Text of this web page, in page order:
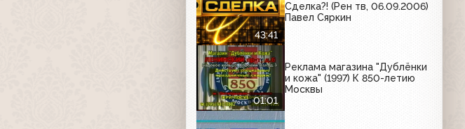
43:41
Сделка?! (Рен тв, 06.09.2006)
Павел Сяркин
01:01
Реклама магазина "Дублёнки
и кожа" (1997) К 850-летию
Москвы